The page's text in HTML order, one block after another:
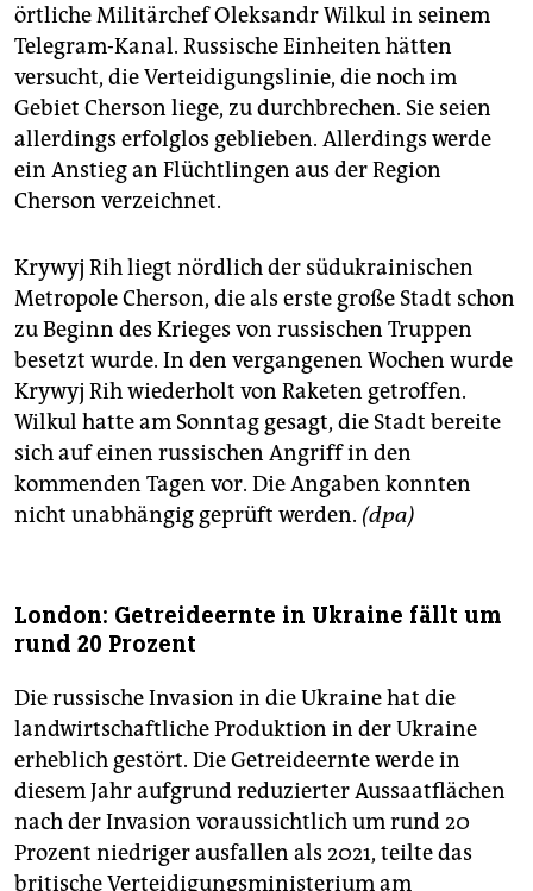
örtliche Militärchef Oleksandr Wilkul in seinem
Telegram-Kanal. Russische Einheiten hätten
versucht, die Verteidigungslinie, die noch im
Gebiet Cherson liege, zu durchbrechen. Sie seien
allerdings erfolglos geblieben. Allerdings werde
ein Anstieg an Flüchtlingen aus der Region
Cherson verzeichnet.
Krywyj Rih liegt nördlich der südukrainischen
Metropole Cherson, die als erste große Stadt schon
zu Beginn des Krieges von russischen Truppen
besetzt wurde. In den vergangenen Wochen wurde
Krywyj Rih wiederholt von Raketen getroffen.
Wilkul hatte am Sonntag gesagt, die Stadt bereite
sich auf einen russischen Angriff in den
kommenden Tagen vor. Die Angaben konnten
nicht unabhängig geprüft werden. (dpa)
London: Getreideernte in Ukraine fällt um
rund 20 Prozent
Die russische Invasion in die Ukraine hat die
landwirtschaftliche Produktion in der Ukraine
erheblich gestört. Die Getreideernte werde in
diesem Jahr aufgrund reduzierter Aussaatflächen
nach der Invasion voraussichtlich um rund 20
Prozent niedriger ausfallen als 2021, teilte das
britische Verteidigungsministerium am